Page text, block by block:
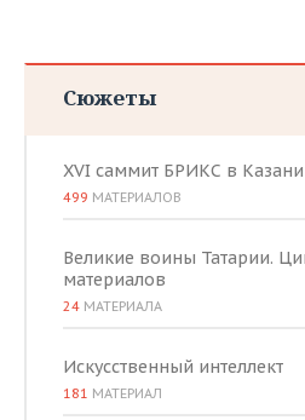
Сюжеты
XVI саммит БРИКС в Казани
499 МАТЕРИАЛОВ
Великие воины Татарии.
материалов
24 МАТЕРИАЛА
Искусственный интеллект
181 МАТЕРИАЛ